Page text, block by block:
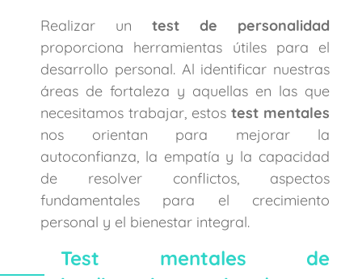
Realizar un test de personalidad
proporciona herramientas útiles para el
desarrollo personal. Al identificar nuestras
áreas de fortaleza y aquellas en las que
necesitamos trabajar, estos test mentales
nos orientan para mejorar la
autoconfianza, la empatía y la capacidad
de resolver conflictos, aspectos
fundamentales para el crecimiento
personal y el bienestar integral.
Test mentales de